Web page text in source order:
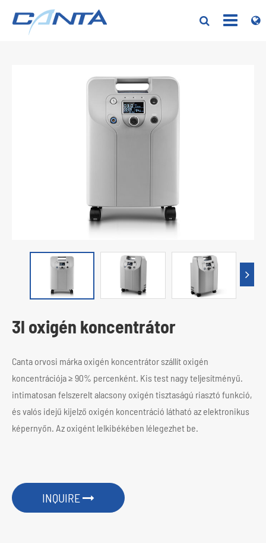
3l oxigén koncentrátor
Canta orvosi márka oxigén koncentrátor szállít oxigén
koncentrációja ≥ 90% percenként. Kis test nagy teljesítményű.
intimatosan felszerelt alacsony oxigén tisztaságú riasztó funkció,
és valós idejű kijelző oxigén koncentráció látható az elektronikus
képernyőn. Az oxigént lelkibékében lélegezhet be.
INQUIRE